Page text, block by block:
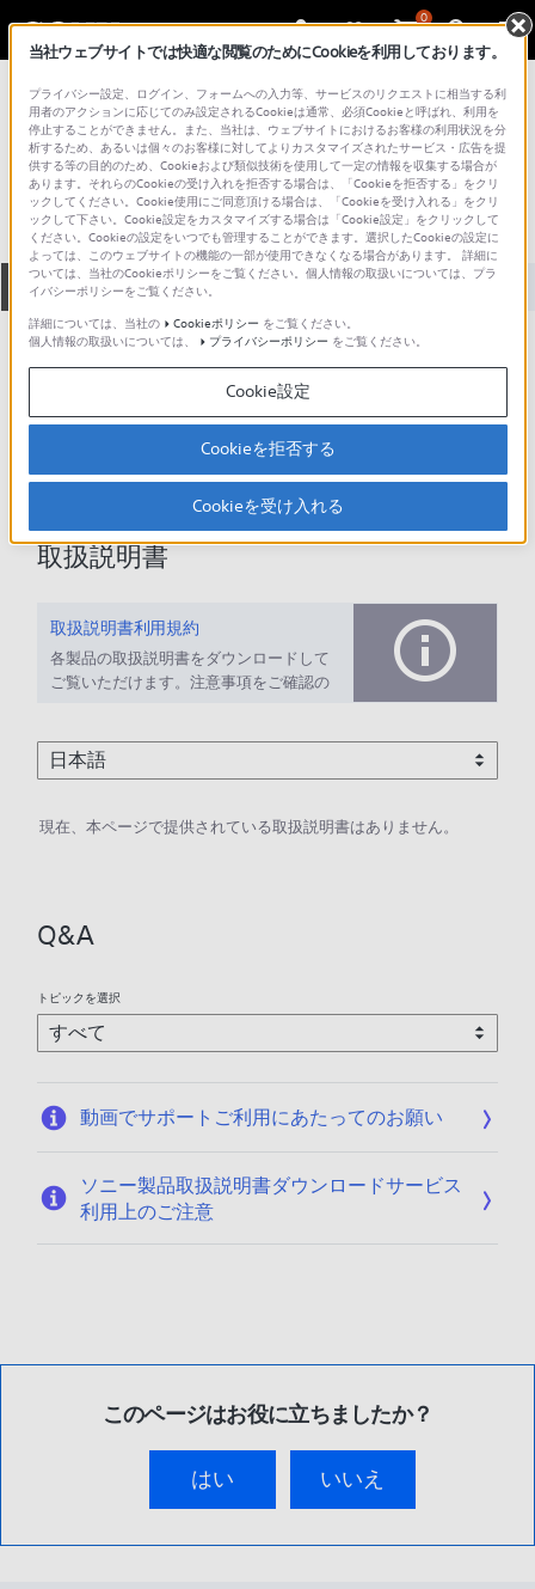
0
総合サポート・お問い合わせ
SR516
全て ダウンロード 取扱説明書 Q&A
ダウンロード
現在、本ページで提供されているアップデート情報はありませ
取扱説明書
取扱説明書利用規約
各製品の取扱説明書をダウンロードして
ご覧いただけます。注意事項をご確認の
現在、本ページで提供されている取扱説明書はありません。
Q&A
トピックを選択
動画でサポートご利用にあたってのお願い
ソニー製品取扱説明書ダウンロードサービス
利用上のご注意
このページはお役に立ちましたか？
はい いいえ
当社ウェブサイトでは快適な閲覧のためにCookieを利用しております。
プライバシー設定、ログイン、フォームへの入力等、サービスのリクエストに相当する利
用者のアクションに応じてのみ設定されるCookieは通常、必須Cookieと呼ばれ、利用を
停止することができません。また、当社は、ウェブサイトにおけるお客様の利用状況を分
析するため、あるいは個々のお客様に対してよりカスタマイズされたサービス・広告を提
供する等の目的のため、Cookieおよび類似技術を使用して一定の情報を収集する場合が
あります。それらのCookieの受け入れを拒否する場合は、「Cookieを拒否する」をクリ
ックしてください。Cookie使用にご同意頂ける場合は、「Cookieを受け入れる」をクリ
ックして下さい。Cookie設定をカスタマイズする場合は「Cookie設定」をクリックして
ください。Cookieの設定をいつでも管理することができます。選択したCookieの設定に
よっては、このウェブサイトの機能の一部が使用できなくなる場合があります。 詳細に
ついては、当社のCookieポリシーをご覧ください。個人情報の取扱いについては、プラ
イバシーポリシーをご覧ください。
詳細については、当社の
Cookieポリシー をご覧ください。
個人情報の取扱いについては、
プライバシーポリシー をご覧ください。
Cookie設定
Cookieを拒否する
Cookieを受け入れる